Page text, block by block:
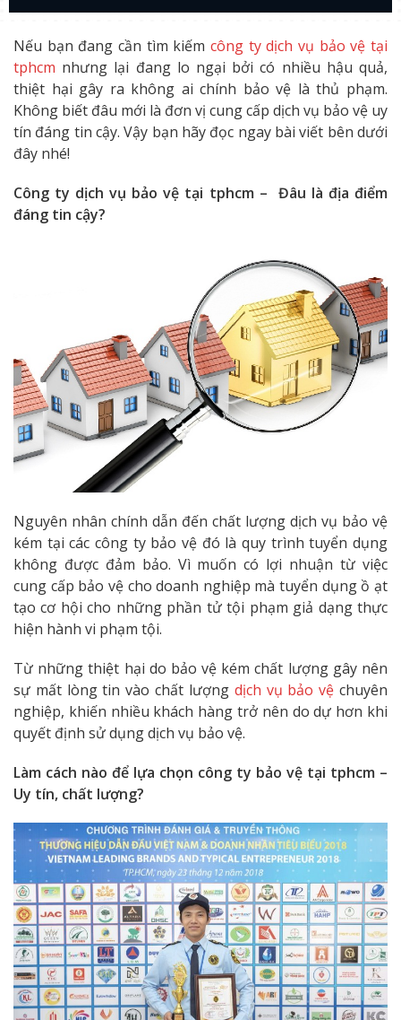
Nếu bạn đang cần tìm kiếm công ty dịch vụ bảo vệ tại
tphcm nhưng lại đang lo ngại bởi có nhiều hậu quả,
thiệt hại gây ra không ai chính bảo vệ là thủ phạm.
Không biết đâu mới là đơn vị cung cấp dịch vụ bảo vệ uy
tín đáng tin cậy. Vậy bạn hãy đọc ngay bài viết bên dưới
đây nhé!
Công ty dịch vụ bảo vệ tại tphcm – Đâu là địa điểm
đáng tin cậy?
Nguyên nhân chính dẫn đến chất lượng dịch vụ bảo vệ
kém tại các công ty bảo vệ đó là quy trình tuyển dụng
không được đảm bảo. Vì muốn có lợi nhuận từ việc
cung cấp bảo vệ cho doanh nghiệp mà tuyển dụng ồ ạt
tạo cơ hội cho những phần tử tội phạm giả dạng thực
hiện hành vi phạm tội.
Từ những thiệt hại do bảo vệ kém chất lượng gây nên
sự mất lòng tin vào chất lượng dịch vụ bảo vệ chuyên
nghiệp, khiến nhiều khách hàng trở nên do dự hơn khi
quyết định sử dụng dịch vụ bảo vệ.
Làm cách nào để lựa chọn công ty bảo vệ tại tphcm –
Uy tín, chất lượng?